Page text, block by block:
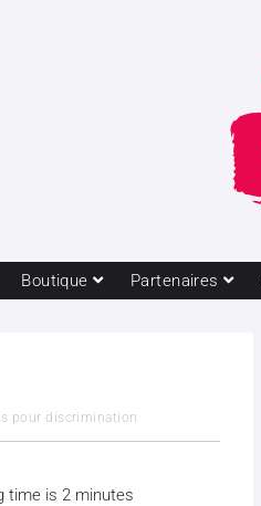
Boutique Partenaires
pour discrimination
time is 2 minutes